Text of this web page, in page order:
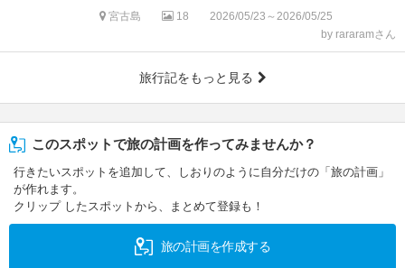
宮古島 18
2026/05/23～2026/05/25
by rararamさん
旅行記をもっと見る
このスポットで旅の計画を作ってみませんか？
行きたいスポットを追加して、しおりのように自分だけの「旅の計画」
が作れます。
クリップ したスポットから、まとめて登録も！
旅の計画を作成する